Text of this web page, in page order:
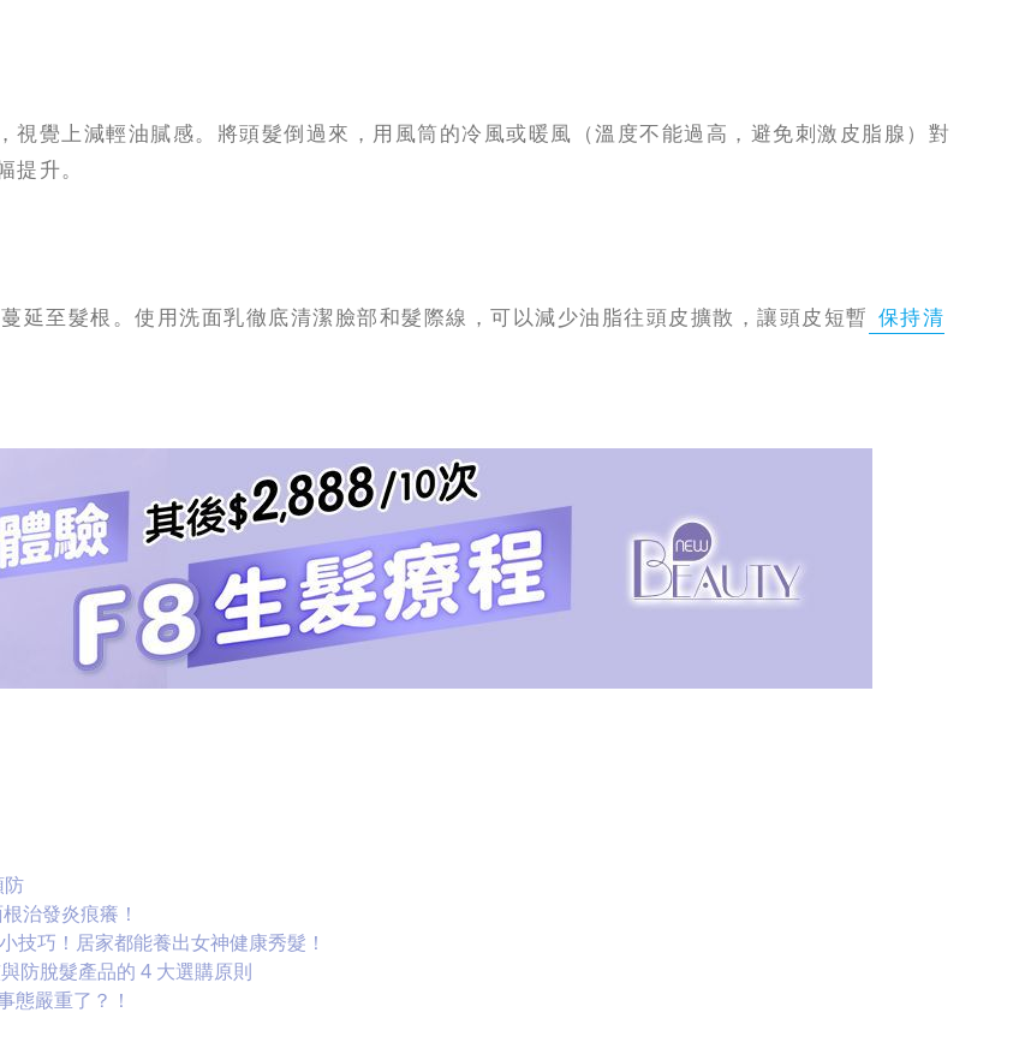
覺上減輕油膩感。將頭髮倒過來，用風筒的冷風或暖風（溫度不能過高，避免刺激皮脂腺）對
升。
延至髮根。使用洗面乳徹底清潔臉部和髮際線，可以減少油脂往頭皮擴散，讓頭皮短暫 保持清
防
治發炎痕癢！
技巧！居家都能養出女神健康秀髮！
防脫髮產品的 4 大選購原則
態嚴重了？！